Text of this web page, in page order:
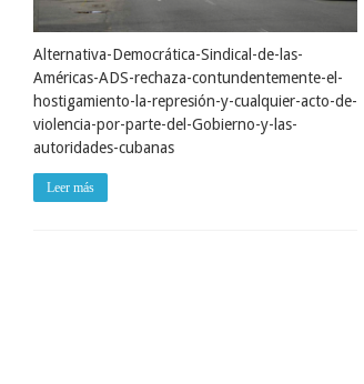
Alternativa-Democrática-Sindical-de-las-
Américas-ADS-rechaza-contundentemente-el-
hostigamiento-la-represión-y-cualquier-acto-de-
violencia-por-parte-del-Gobierno-y-las-
autoridades-cubanas
Leer más